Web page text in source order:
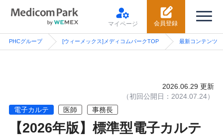
会員登録
マイページ
PHCグループ [ウィーメックス]メディコムパークTOP 最新コンテンツ
電子カルテ 医師 事務長
2026.06.29 更新
【2026年版】標準型電子カルテ